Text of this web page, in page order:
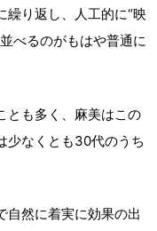
繰り返し、人工的に“映
べるのがもはや普通に
とも多く、麻美はこの
少なくとも30代のうち
自然に着実に効果の出